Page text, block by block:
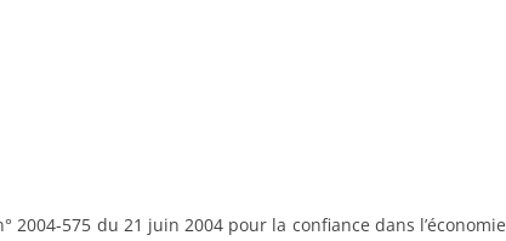
2004-575 du 21 juin 2004 pour la confiance dans l’économie